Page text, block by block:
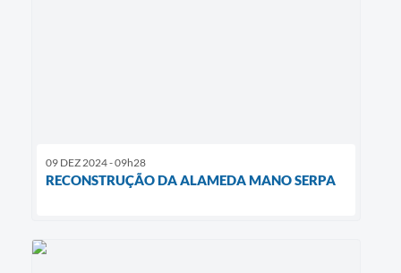
09 DEZ 2024 - 09h28
RECONSTRUÇÃO DA ALAMEDA MANO SERPA